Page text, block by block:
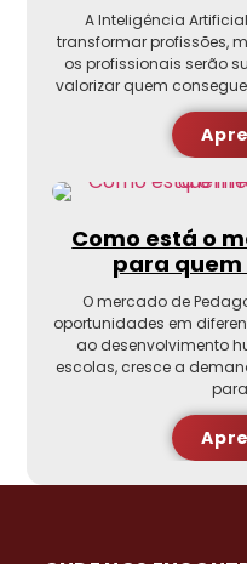
A Inteligência
transformar profissões,
os profissionais serão
valorizar quem
Como está o
para
O mercado de
oportunidades em
ao desenvolvimento
escolas, cresce a